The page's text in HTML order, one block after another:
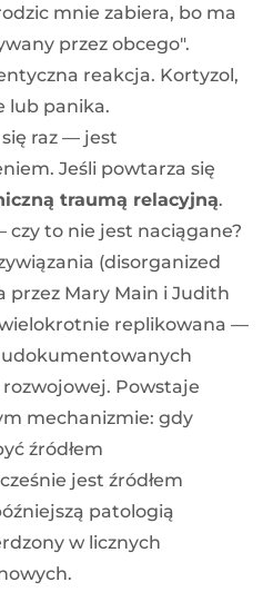
mnie zabiera, bo ma
przez obcego".
reakcja. Kortyzol,
lub panika.
raz — jest
Jeśli powtarza się
traumą relacyjną.
to nie jest naciągane?
(disorganized
Mary Main i Judith
replikowana —
Powstaje
mechanizmie: gdy
źródłem
jest źródłem
patologią
w licznych